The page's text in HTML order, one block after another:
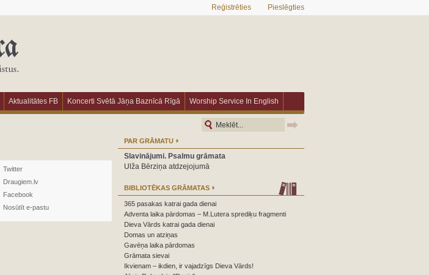
Reģistrēties Pieslēgties
Aktualitātes FB Koncerti Svētā Jāņa Baznīcā Rīgā Worship Service In English
Twitter
Draugiem.lv
Facebook
Nosūtīt e-pastu
PAR GRĀMATU
Slavinājumi. Psalmu grāmata
Ulža Bērziņa atdzejojumā
BIBLIOTĒKAS GRĀMATAS
365 pasakas katrai gada dienai
Adventa laika pārdomas – M.Lutera sprediķu fragmenti
Dieva Vārds katrai gada dienai
Domas un atziņas
Gavēņa laika pārdomas
Grāmata sievai
Ikvienam – ikdien, ir vajadzīgs Dieva Vārds!